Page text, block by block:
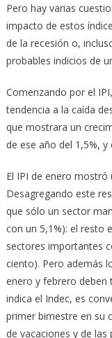
Pero hay varias
impacto de estos
de la recesión o,
probables indicios de
Comenzando por el
tendencia a la caída
que mostrara un
de ese año del 1,5%,
El IPI de enero mostró
Desagregando este
que sólo un sector
con un 5,1%): el resto
sectores importantes
ciento). Pero además
enero y febrero
indica el Indec, es
primer bimestre en su
de vacaciones y de